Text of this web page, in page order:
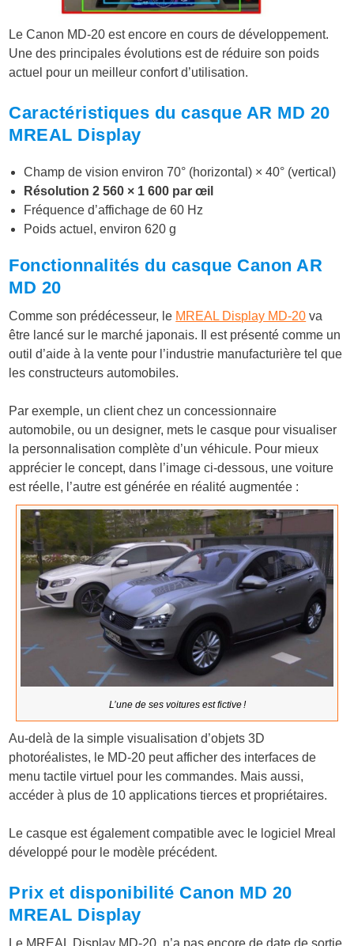
Le Canon MD-20 est encore en cours de développement.
Une des principales évolutions est de réduire son poids
actuel pour un meilleur confort d’utilisation.
Caractéristiques du casque AR MD 20
MREAL Display
Champ de vision environ 70° (horizontal) × 40° (vertical)
Résolution 2 560 × 1 600 par œil
Fréquence d’affichage de 60 Hz
Poids actuel, environ 620 g
Fonctionnalités du casque Canon AR
MD 20
Comme son prédécesseur, le MREAL Display MD-20 va
être lancé sur le marché japonais. Il est présenté comme un
outil d’aide à la vente pour l’industrie manufacturière tel que
les constructeurs automobiles.
Par exemple, un client chez un concessionnaire
automobile, ou un designer, mets le casque pour visualiser
la personnalisation complète d’un véhicule. Pour mieux
apprécier le concept, dans l’image ci-dessous, une voiture
est réelle, l’autre est générée en réalité augmentée :
L’une de ses voitures est fictive !
Au-delà de la simple visualisation d’objets 3D
photoréalistes, le MD-20 peut afficher des interfaces de
menu tactile virtuel pour les commandes. Mais aussi,
accéder à plus de 10 applications tierces et propriétaires.
Le casque est également compatible avec le logiciel Mreal
développé pour le modèle précédent.
Prix et disponibilité Canon MD 20
MREAL Display